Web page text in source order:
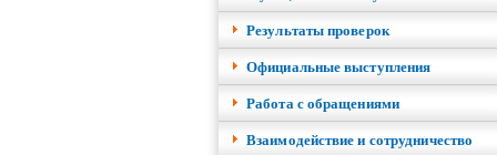
Результаты проверок
Официальные выступления
Работа с обращениями
Взаимодействие и сотрудничество